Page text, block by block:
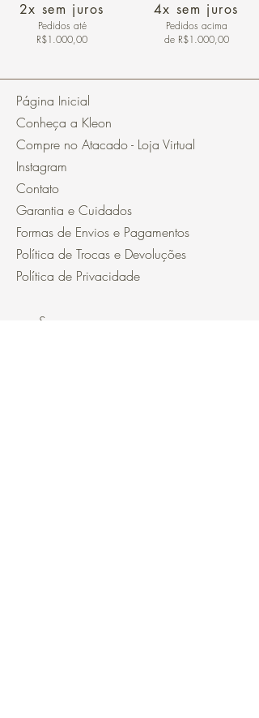
2x sem juros
Pedidos até
R$1.000,00
4x sem juros
Pedidos acima
de R$1.000,00
Página Inicial
Conheça a Kleon
Compre no Atacado - Loja Virtual
Instagram
Contato
Garantia e Cuidados
Formas de Envios e Pagamentos
Política de Trocas e Devoluções
Política de Privacidade
Segurança